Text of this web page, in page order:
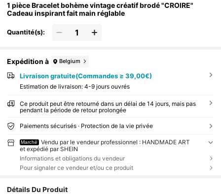
1 pièce Bracelet bohème vintage créatif brodé "CROIRE"
Cadeau inspirant fait main réglable
Quantité(s):
Expédition à Belgium
Livraison gratuite(Commandes ≥ 39,00€)
Estimation de livraison: 4-9 jours ouvrés
Ce produit peut être retourné dans un délai de 14 jours, mais pas
pendant la période de retour prolongée
Paiements sécurisés · Protection de la vie privée
Marché
Vendu par le vendeur professionnel : HANDMADE ART
et expédié par SHEIN
Informations et obligations du vendeur
Pour signaler ce vendeur et/ou ce produit
Détails Du Produit